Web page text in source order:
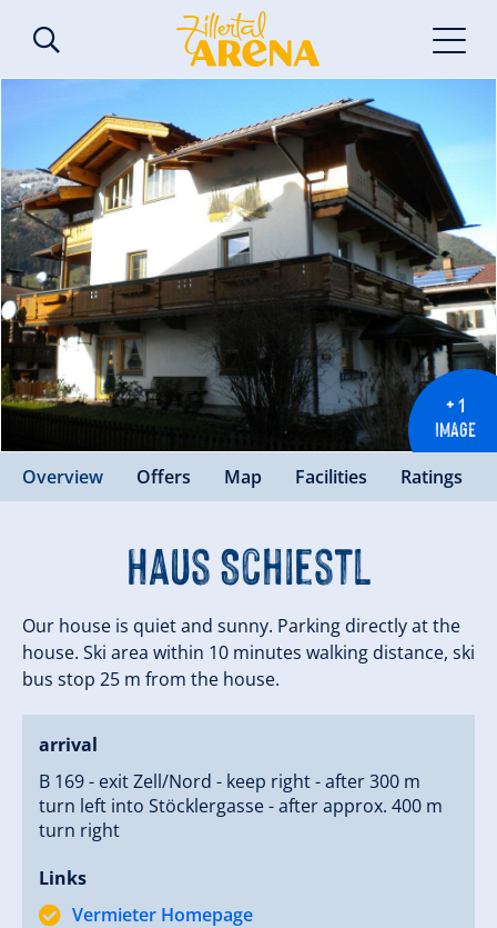
+ 1
IMAGE
Overview Offers Map Facilities Ratings
Haus Schiestl
Our house is quiet and sunny. Parking directly at the
house. Ski area within 10 minutes walking distance, ski
bus stop 25 m from the house.
arrival
B 169 - exit Zell/Nord - keep right - after 300 m
turn left into Stöcklergasse - after approx. 400 m
turn right
Links
Vermieter Homepage